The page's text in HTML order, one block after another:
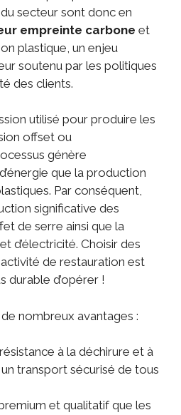
secteur sont donc en
empreinte carbone et
plastique, un enjeu
soutenu par les politiques
des clients.
utilisé pour produire les
offset ou
génère
que la production
Par conséquent,
significative des
de serre ainsi que la
d’électricité. Choisir des
de restauration est
durable d’opérer !
nombreux avantages :
à la déchirure et à
un transport sécurisé de tous
et qualitatif que les